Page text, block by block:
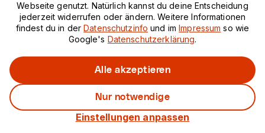
Bootcamps & Community
Wie viel Geld bekommt man bei einem
Bildungsgutschein?
Bildungsgutschein der Agentur für Arbeit:
Fördermittel erhalten
Bildungsgutschein JobCenter: Finanziere deine
Jetzt für Marketing Analytics
bewerben
Webseite genutzt. Natürlich kannst du deine Entscheidung
jederzeit widerrufen oder ändern. Weitere Informationen
findest du in derDatenschutzinfo und imImpressum so wie
Google's Datenschutzerklärung.
Alle akzeptieren
Nur notwendige
Einstellungen anpassen